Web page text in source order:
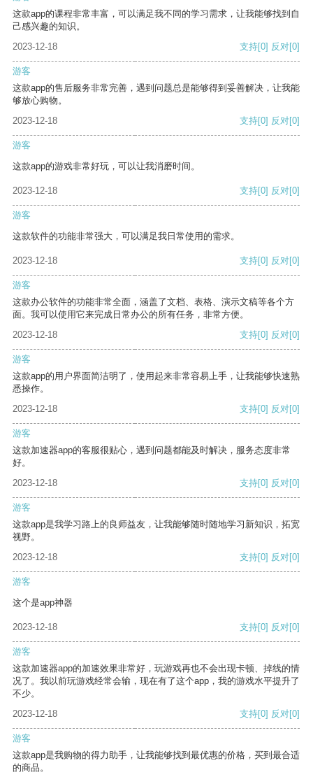
这款app的课程非常丰富，可以满足我不同的学习需求，让我能够找到自
己感兴趣的知识。
2023-12-18
支持[0] 反对[0]
游客
这款app的售后服务非常完善，遇到问题总是能够得到妥善解决，让我能
够放心购物。
2023-12-18
支持[0] 反对[0]
游客
这款app的游戏非常好玩，可以让我消磨时间。
2023-12-18 支持[0] 反对[0]
游客
这款软件的功能非常强大，可以满足我日常使用的需求。
2023-12-18 支持[0] 反对[0]
游客
这款办公软件的功能非常全面，涵盖了文档、表格、演示文稿等各个方
面。我可以使用它来完成日常办公的所有任务，非常方便。
2023-12-18
支持[0] 反对[0]
游客
这款app的用户界面简洁明了，使用起来非常容易上手，让我能够快速熟
悉操作。
2023-12-18
支持[0] 反对[0]
游客
这款加速器app的客服很贴心，遇到问题都能及时解决，服务态度非常
好。
2023-12-18
支持[0] 反对[0]
游客
这款app是我学习路上的良师益友，让我能够随时随地学习新知识，拓宽
视野。
2023-12-18
支持[0] 反对[0]
游客
这个是app神器
2023-12-18 支持[0] 反对[0]
游客
这款加速器app的加速效果非常好，玩游戏再也不会出现卡顿、掉线的情
况了。我以前玩游戏经常会输，现在有了这个app，我的游戏水平提升了
不少。
2023-12-18
支持[0] 反对[0]
游客
这款app是我购物的得力助手，让我能够找到最优惠的价格，买到最合适
的商品。